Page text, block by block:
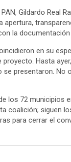
Gildardo Real
apertura,
la
en su
proyecto. Hasta
presentaron. No
los 72 municipios
coalición; siguen
para cerrar el